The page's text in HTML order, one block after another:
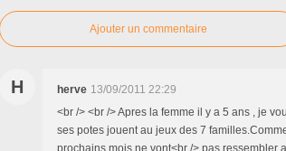
Ajouter un commentaire
H herve 13/09/2011 22:29
<br /> <br /> Apres la femme il y a 5 ans , je
ses potes jouent au jeux des 7
prochains mois ne vont<br /> pas ressembler